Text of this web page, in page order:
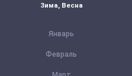
Зима, Весна
Январь
Февраль